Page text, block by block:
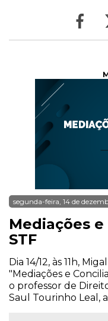
segunda-feira, 14 de
Mediações
STF
Dia 14/12, às 11h,
"Mediações e
o professor de
Saul Tourinho Leal,